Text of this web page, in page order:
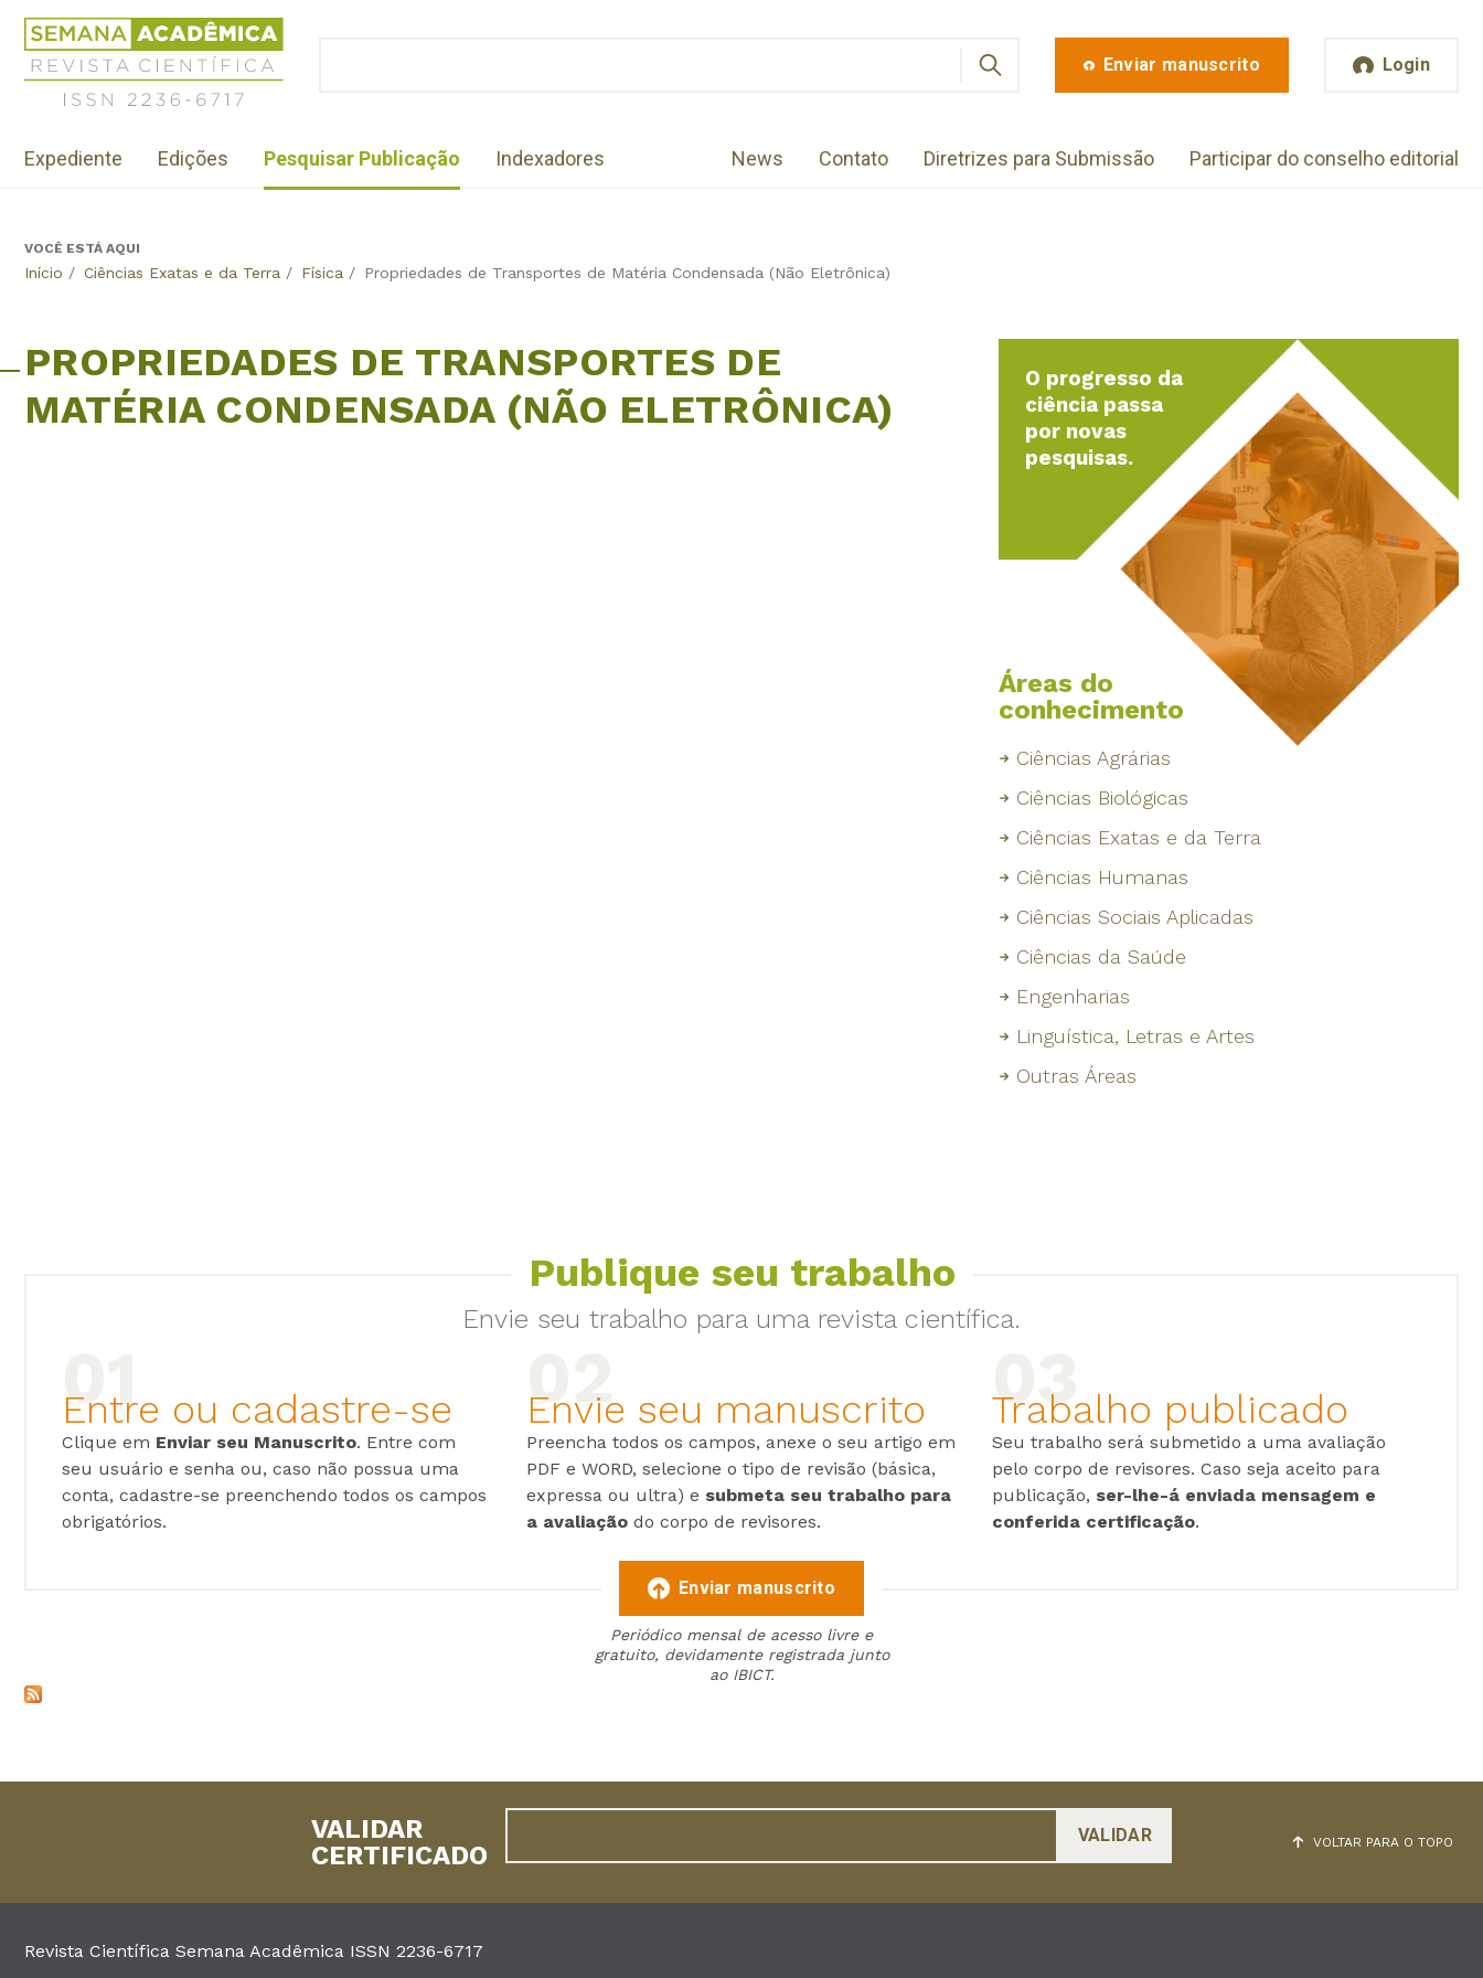
Jump
navigation
Revista
Científica
Semana
Acadêmica
2236-
Enviar manuscrito Login
Menu
institutional
Expediente Edições Pesquisar Publicação Indexadores News Contato Diretrizes para Submissão Participar do conselho editorial
BackVOCÊ ESTÁ AQUI
Início / Ciências Exatas e da Terra / Física / Propriedades de Transportes de Matéria Condensada (Não Eletrônica)
PROPRIEDADES DE TRANSPORTES DE
MATÉRIA CONDENSADA (NÃO ELETRÔNICA)
O progresso da
ciência passa
por novas
pesquisas.
Áreas do
conhecimento
Ciências Agrárias
Ciências Biológicas
Ciências Exatas e da Terra
Ciências Humanas
Ciências Sociais Aplicadas
Ciências da Saúde
Engenharias
Linguística, Letras e Artes
Outras Áreas
Publique seu trabalho
Envie seu trabalho para uma revista científica.
Entre ou cadastre-se
Clique em Enviar seu Manuscrito. Entre com
seu usuário e senha ou, caso não possua uma
conta, cadastre-se preenchendo todos os campos
obrigatórios.
Envie seu manuscrito
Preencha todos os campos, anexe o seu artigo em
PDF e WORD, selecione o tipo de revisão (básica,
expressa ou ultra) e submeta seu trabalho para
a avaliação do corpo de revisores.
Trabalho publicado
Seu trabalho será submetido a uma avaliação
pelo corpo de revisores. Caso seja aceito para
publicação, ser-lhe-á enviada mensagem e
conferida certificação.
Enviar manuscrito
Periódico mensal de acesso livre e
gratuito, devidamente registrada junto
ao IBICT.
VOLTAR PARA O TOPO
VALIDAR
CERTIFICADO
Revista Científica Semana Acadêmica ISSN 2236-6717